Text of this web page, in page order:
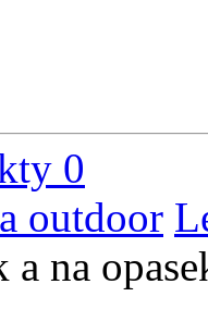
0
outdoor
na